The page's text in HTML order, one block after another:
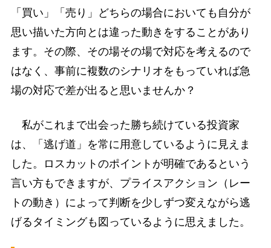
「買い」「売り」どちらの場合においても自分が
思い描いた方向とは違った動きをすることがあり
ます。その際、その場その場で対応を考えるので
はなく、事前に複数のシナリオをもっていれば急
場の対応で差が出ると思いませんか？
私がこれまで出会った勝ち続けている投資家
は、「逃げ道」を常に用意しているように見えま
した。ロスカットのポイントが明確であるという
言い方もできますが、プライスアクション（レー
トの動き）によって判断を少しずつ変えながら逃
げるタイミングも図っているように思えました。